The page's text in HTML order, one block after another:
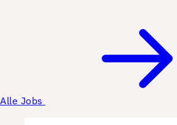
Alle Jobs